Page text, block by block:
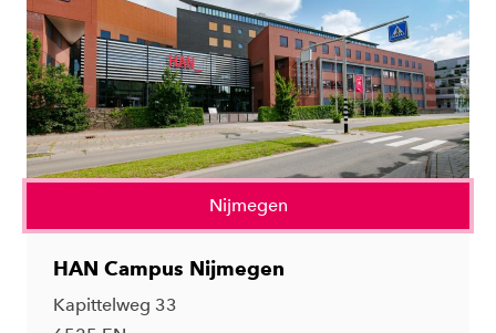
Nijmegen
HAN Campus Nijmegen
Kapittelweg 33